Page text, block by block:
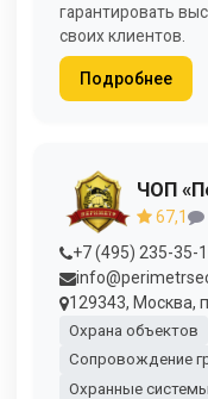
гарантировать
своих клиентов.
Подробнее
ЧОП
67,1
+7 (495) 235-35-
129343, Москва,
Охрана объектов
Сопровождение
Охранные системы